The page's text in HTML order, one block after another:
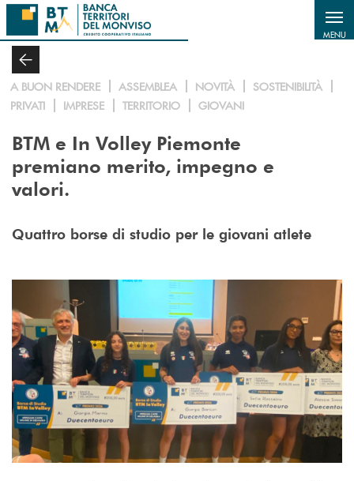
Salta al contenuto principale
MENU
A BUON RENDERE ASSEMBLEA NOVITÀ
SOSTENIBILITÀ
PRIVATI
IMPRESE TERRITORIO GIOVANI
BTM e In Volley Piemonte
premiano merito, impegno e
valori.
Quattro borse di studio per le giovani atlete